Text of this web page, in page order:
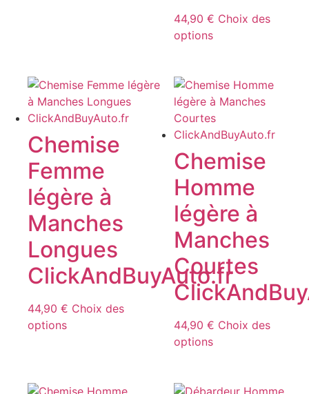
choisies
sur
la
page
du
produit
44,90€ Choix des
optionsCe
plusieurs
variations.
Les
options
peuvent
être
choisies
sur
la
page
du
produit
Chemise
Femme
légère à
Manches
Longues
ClickAndBuyAuto.fr
44,90 € Choix des
optionsCe
variations.
Chemise
Homme
légère à
Manches
Courtes
44,90€ Choix des
optionsCe
plusieurs